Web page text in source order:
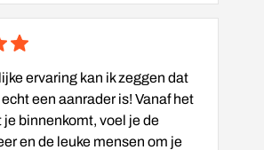
ervaring kan ik zeggen dat
een aanrader is! Vanaf het
je binnenkomt, voel je de
en de leuke mensen om je